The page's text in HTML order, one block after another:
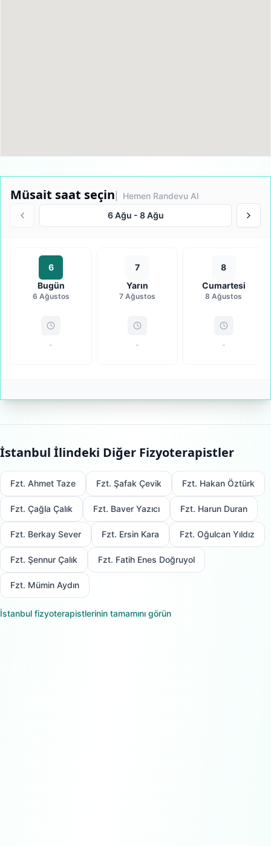
Müsait saat seçin | Hemen Randevu Al
6 Ağu - 8 Ağu
6
Bugün
6 Ağustos
-
7
Yarın
7 Ağustos
-
8
Cumartesi
8 Ağustos
-
İstanbul İlindeki Diğer Fizyoterapistler
Fzt. Ahmet Taze Fzt. Şafak Çevik Fzt. Hakan Öztürk
Fzt. Çağla Çalık Fzt. Baver Yazıcı Fzt. Harun Duran
Fzt. Berkay Sever Fzt. Ersin Kara Fzt. Oğulcan Yıldız
Fzt. Şennur Çalık Fzt. Fatih Enes Doğruyol
Fzt. Mümin Aydın
İstanbul fizyoterapistlerinin tamamını görün